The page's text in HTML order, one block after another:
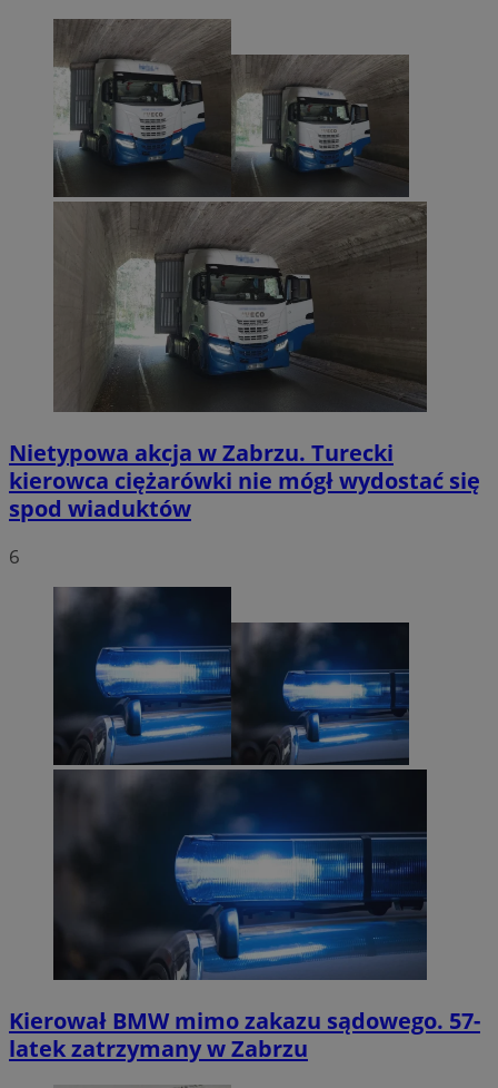
Nietypowa akcja w Zabrzu. Turecki
kierowca ciężarówki nie mógł wydostać się
spod wiaduktów
6
Kierował BMW mimo zakazu sądowego. 57-
latek zatrzymany w Zabrzu